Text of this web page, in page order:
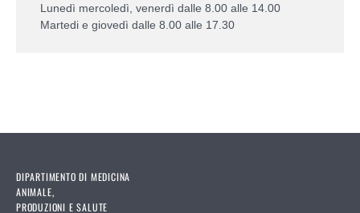
Lunedì mercoledì, venerdì dalle 8.00 alle 14.00
Martedi e giovedì dalle 8.00 alle 17.30
DIPARTIMENTO DI MEDICINA
ANIMALE,
PRODUZIONI E SALUTE